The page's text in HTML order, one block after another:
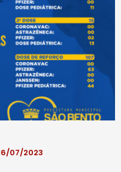
07/2023